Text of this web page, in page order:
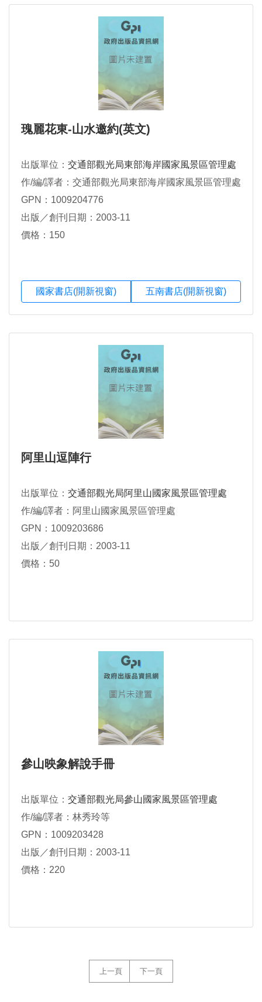
瑰麗花東-山水邀約(英文)
出版單位： 交通部觀光局東部海岸國家風景區管理處
作/編/譯者：交通部觀光局東部海岸國家風景區管理處
GPN：1009204776
出版／創刊日期：2003-11
價格：150
國家書店(開新視窗) 五南書店(開新視窗)
阿里山逗陣行
出版單位： 交通部觀光局阿里山國家風景區管理處
作/編/譯者：阿里山國家風景區管理處
GPN：1009203686
出版／創刊日期：2003-11
價格：50
參山映象解說手冊
出版單位： 交通部觀光局參山國家風景區管理處
作/編/譯者：林秀玲等
GPN：1009203428
出版／創刊日期：2003-11
價格：220
上一頁 下一頁